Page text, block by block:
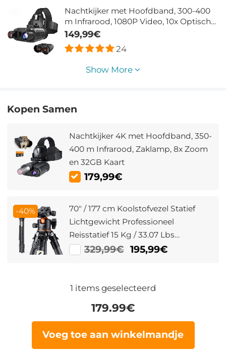
Nachtkijker met Hoofdband, 300-400
m Infrarood, 1080P Video, 10x Optische
Vergroting en Helmclip
149,99€
24
Show More
Kopen Samen
Nachtkijker 4K met Hoofdband, 350-
400 m Infrarood, Zaklamp, 8x Zoom
en 32GB Kaart
179,99€
-40%
70" / 177 cm Koolstofvezel Statief
Lichtgewicht Professioneel
Reisstatief 15 Kg / 33.07 Lbs
Laadvermogen Met 360° Balhoofd
329,99€ 195,99€
1 items geselecteerd
179.99€
Voeg toe aan winkelmandje